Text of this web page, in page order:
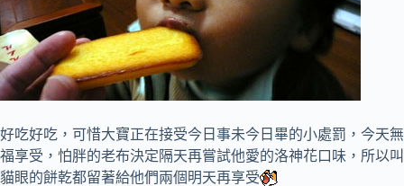
好吃好吃，可惜大寶正在接受今日事未今日畢的小處罰，今天無
福享受，怕胖的老布決定隔天再嘗試他愛的洛神花口味，所以叫
貓眼的餅乾都留著給他們兩個明天再享受